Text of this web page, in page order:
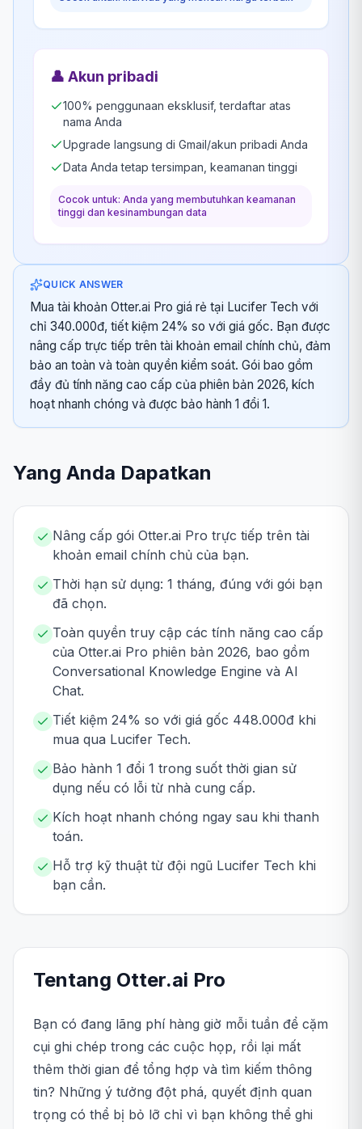
👤 Akun pribadi
100% penggunaan eksklusif, terdaftar atas
nama Anda
Upgrade langsung di Gmail/akun pribadi Anda
Data Anda tetap tersimpan, keamanan tinggi
Cocok untuk: Anda yang membutuhkan keamanan
tinggi dan kesinambungan data
QUICK ANSWER
Mua tài khoản Otter.ai Pro giá rẻ tại Lucifer Tech với
chỉ 340.000đ, tiết kiệm 24% so với giá gốc. Bạn được
nâng cấp trực tiếp trên tài khoản email chính chủ, đảm
bảo an toàn và toàn quyền kiểm soát. Gói bao gồm
đầy đủ tính năng cao cấp của phiên bản 2026, kích
hoạt nhanh chóng và được bảo hành 1 đổi 1.
Yang Anda Dapatkan
Nâng cấp gói Otter.ai Pro trực tiếp trên tài
khoản email chính chủ của bạn.
Thời hạn sử dụng: 1 tháng, đúng với gói bạn
đã chọn.
Toàn quyền truy cập các tính năng cao cấp
của Otter.ai Pro phiên bản 2026, bao gồm
Conversational Knowledge Engine và AI
Chat.
Tiết kiệm 24% so với giá gốc 448.000đ khi
mua qua Lucifer Tech.
Bảo hành 1 đổi 1 trong suốt thời gian sử
dụng nếu có lỗi từ nhà cung cấp.
Kích hoạt nhanh chóng ngay sau khi thanh
toán.
Hỗ trợ kỹ thuật từ đội ngũ Lucifer Tech khi
bạn cần.
Tentang Otter.ai Pro
Bạn có đang lãng phí hàng giờ mỗi tuần để cặm
cụi ghi chép trong các cuộc họp, rồi lại mất
thêm thời gian để tổng hợp và tìm kiếm thông
tin? Những ý tưởng đột phá, quyết định quan
trọng có thể bị bỏ lỡ chỉ vì bạn không thể ghi